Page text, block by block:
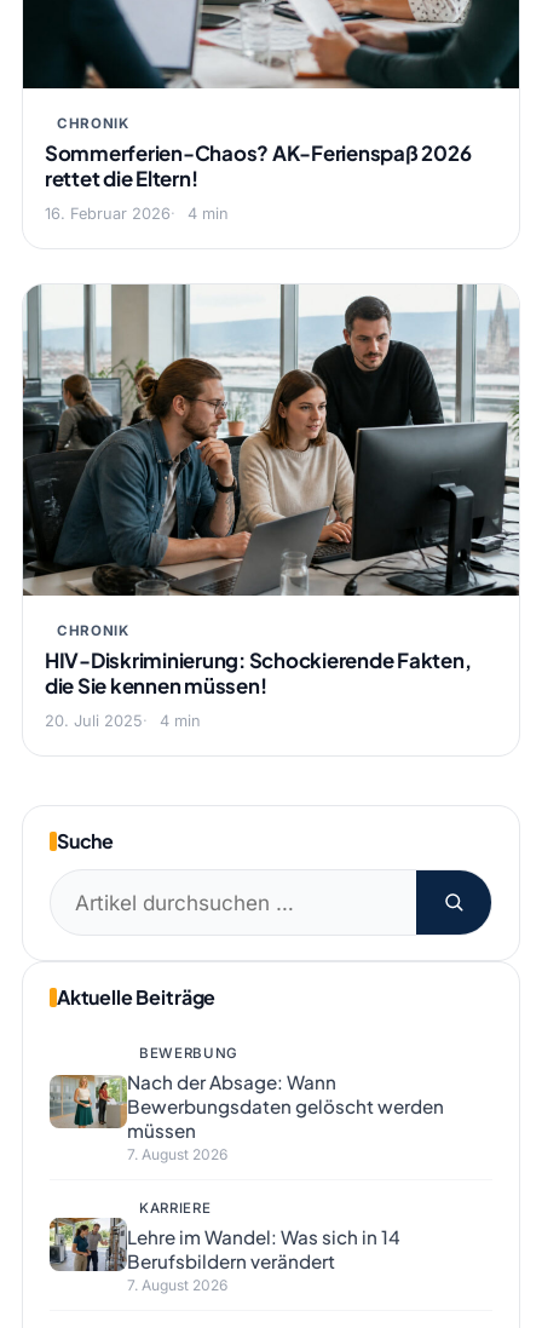
CHRONIK
Sommerferien-Chaos? AK-Ferienspaß 2026
rettet die Eltern!
16. Februar 2026 4 min
CHRONIK
HIV-Diskriminierung: Schockierende Fakten,
die Sie kennen müssen!
20. Juli 2025 4 min
Suche
Suchen
nach:
Aktuelle Beiträge
BEWERBUNG
Nach der Absage: Wann
Bewerbungsdaten gelöscht werden
müssen
7. August 2026
KARRIERE
Lehre im Wandel: Was sich in 14
Berufsbildern verändert
7. August 2026